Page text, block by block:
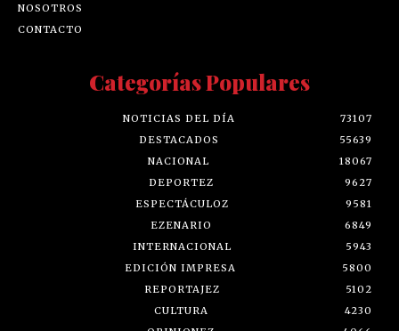
NOSOTROS
CONTACTO
Categorías Populares
NOTICIAS DEL DÍA
73107
DESTACADOS
55639
NACIONAL
18067
DEPORTEZ
9627
ESPECTÁCULOZ
9581
EZENARIO
6849
INTERNACIONAL
5943
EDICIÓN IMPRESA
5800
REPORTAJEZ
5102
CULTURA
4230